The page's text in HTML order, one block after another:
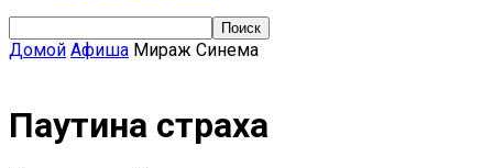
Домой Афиша Мираж Синема
Паутина страха